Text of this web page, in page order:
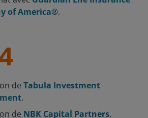
of America®.
de Tabula Investment
.
de NBK Capital Partners.